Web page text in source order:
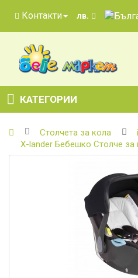
Контакти лв.
КАТЕГОРИИ
Столчета за кола
X-lander Бебешко Столче за